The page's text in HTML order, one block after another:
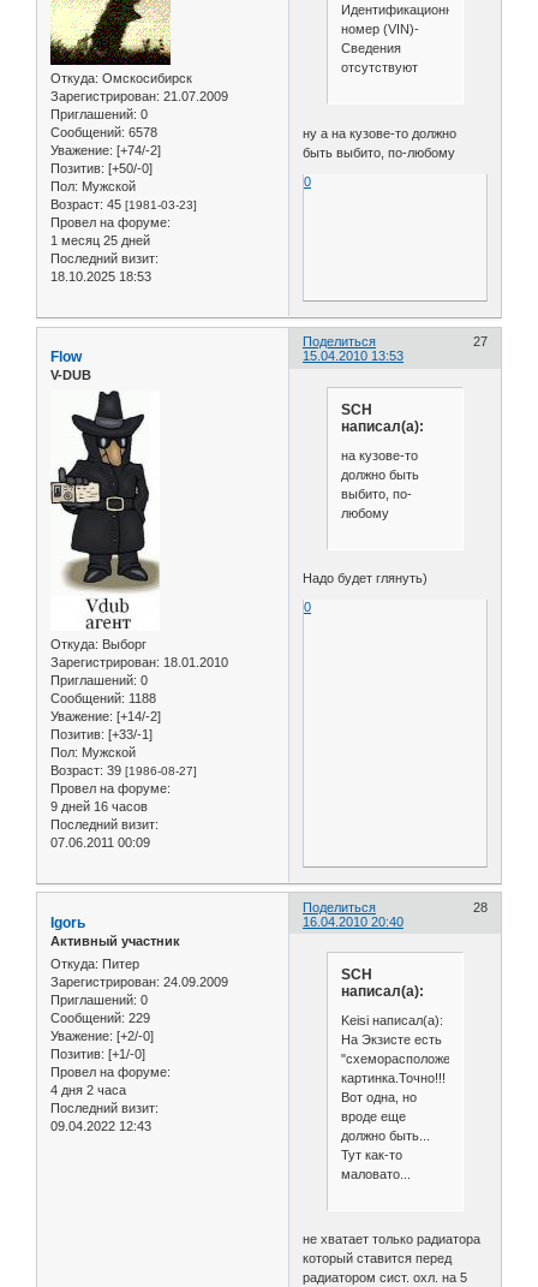
Откуда: Омскосибирск
Зарегистрирован: 21.07.2009
Приглашений: 0
Сообщений: 6578
Уважение: [+74/-2]
Позитив: [+50/-0]
Пол: Мужской
Возраст: 45 [1981-03-23]
Провел на форуме:
1 месяц 25 дней
Последний визит:
18.10.2025 18:53
Идентификационный
номер (VIN)-
Сведения
отсутствуют
ну а на кузове-то должно
быть выбито, по-любому
0
Поделиться
27
15.04.2010 13:53
Flow
V-DUB
Откуда: Выборг
Зарегистрирован: 18.01.2010
Приглашений: 0
Сообщений: 1188
Уважение: [+14/-2]
Позитив: [+33/-1]
Пол: Мужской
Возраст: 39 [1986-08-27]
Провел на форуме:
9 дней 16 часов
Последний визит:
07.06.2011 00:09
SCH
написал(а):
на кузове-то
должно быть
выбито, по-
любому
Надо будет глянуть)
0
Поделиться
28
16.04.2010 20:40
Igorь
Активный участник
Откуда: Питер
Зарегистрирован: 24.09.2009
Приглашений: 0
Сообщений: 229
Уважение: [+2/-0]
Позитив: [+1/-0]
Провел на форуме:
4 дня 2 часа
Последний визит:
09.04.2022 12:43
SCH
написал(а):
Keisi написал(а):
На Экзисте есть
"схеморасположение",
картинка.Точно!!!
Вот одна, но
вроде еще
должно быть...
Тут как-то
маловато...
не хватает только радиатора
который ставится перед
радиатором сист. охл. на 5